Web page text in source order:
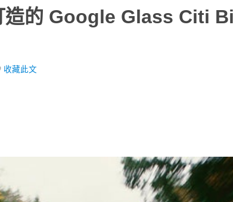
造的 Google Glass Citi
收藏此文